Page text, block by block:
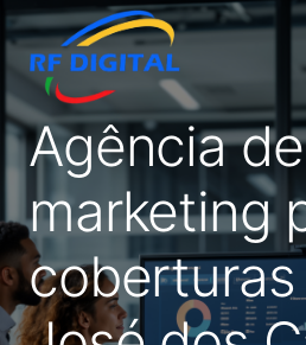
Agência de
marketing
coberturas